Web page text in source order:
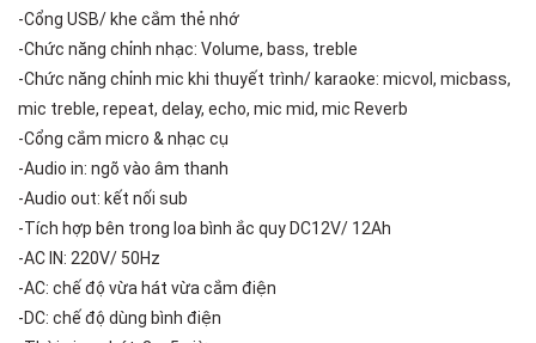
-Cổng USB/ khe cắm thẻ nhớ
-Chức năng chỉnh nhạc: Volume, bass, treble
-Chức năng chỉnh mic khi thuyết trình/ karaoke: micvol, micbass,
mic treble, repeat, delay, echo, mic mid, mic Reverb
-Cổng cắm micro & nhạc cụ
-Audio in: ngõ vào âm thanh
-Audio out: kết nối sub
-Tích hợp bên trong loa bình ắc quy DC12V/ 12Ah
-AC IN: 220V/ 50Hz
-AC: chế độ vừa hát vừa cắm điện
-DC: chế độ dùng bình điện